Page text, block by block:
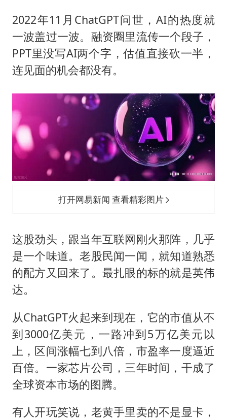
女子利用漏洞0元薅走3000多件家电
奋进开新局 实干挑大梁
2022年11月ChatGPT问世，AI的热度就
一波盖过一波。融资圈里流传一个段子，
PPT里没写AI两个字，估值直接砍一半，
连见面的机会都没有。
打开网易新闻 查看精彩图片
这股劲头，跟当年互联网刚火那阵，几乎
是一个味道。老股民闻一闻，就知道熟悉
的配方又回来了。最扎眼的标的就是英伟
达。
从ChatGPT火起来到现在，它的市值从不
到3000亿美元，一路冲到5万亿美元以
上，区间涨幅七到八倍，市盈率一度逼近
百倍。一家芯片公司，三年时间，干成了
全球资本市场的图腾。
有人开玩笑说，老黄手里卖的不是显卡，